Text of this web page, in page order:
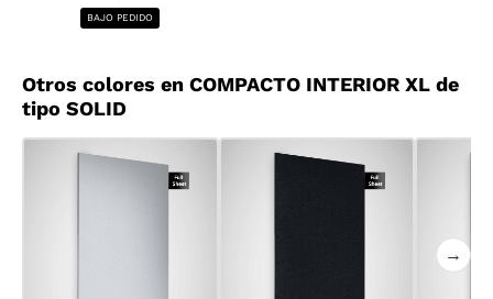
BAJO PEDIDO
Otros colores en COMPACTO INTERIOR XL de
tipo SOLID
→